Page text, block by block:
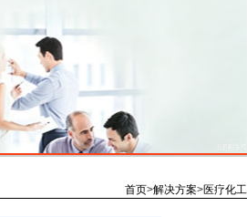
首页>解决方案>医疗化工